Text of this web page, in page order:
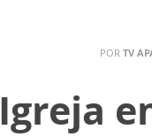
POR TV
Igreja